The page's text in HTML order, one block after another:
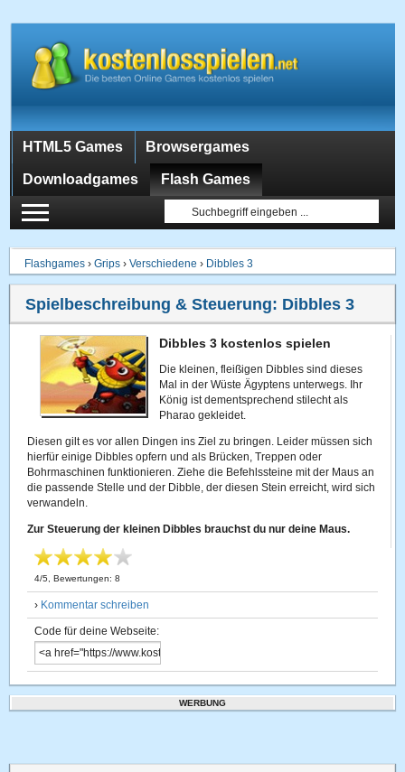
HTML5 Games Browsergames
Downloadgames Flash Games
Flashgames ›Grips ›Verschiedene › Dibbles 3
Spielbeschreibung & Steuerung: Dibbles 3
Dibbles 3 kostenlos spielen
Die kleinen, fleißigen Dibbles sind dieses
Mal in der Wüste Ägyptens unterwegs. Ihr
König ist dementsprechend stilecht als
Pharao gekleidet.
Diesen gilt es vor allen Dingen ins Ziel zu bringen. Leider müssen sich
hierfür einige Dibbles opfern und als Brücken, Treppen oder
Bohrmaschinen funktionieren. Ziehe die Befehlssteine mit der Maus an
die passende Stelle und der Dibble, der diesen Stein erreicht, wird sich
verwandeln.
Zur Steuerung der kleinen Dibbles brauchst du nur deine Maus.
4/5 , Bewertungen:8
› Kommentar schreiben
Code für deine Webseite:
WERBUNG